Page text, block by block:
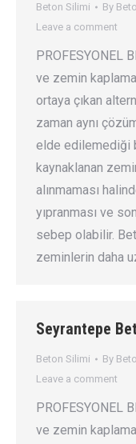
Beton Silimi By
Leave a comment
PROFESYONEL
ve zemin
ortaya çıkan
zaman aynı
elde edilemediği
kaynaklanan
alınmaması
yıpranması ve
sebep olabilir.
zeminlerin daha
Seyrantepe
Beton Silimi By
Leave a comment
PROFESYONEL
ve zemin